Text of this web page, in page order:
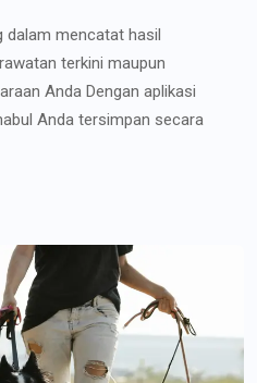
dalam mencatat hasil
terkini maupun
Anda Dengan aplikasi
Anda tersimpan secara